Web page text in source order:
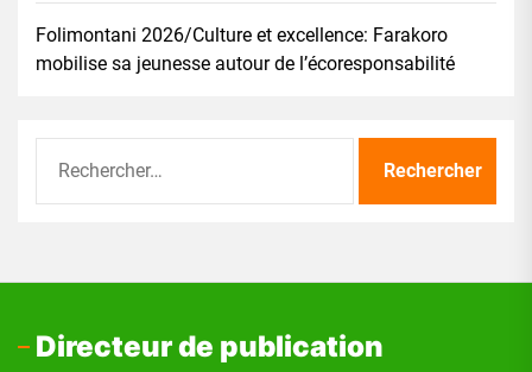
Folimontani 2026/Culture et excellence: Farakoro
mobilise sa jeunesse autour de l’écoresponsabilité
Directeur de publication